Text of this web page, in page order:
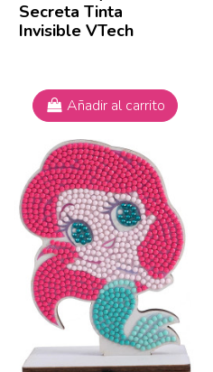
Secreta Tinta
Invisible VTech
Añadir al carrito